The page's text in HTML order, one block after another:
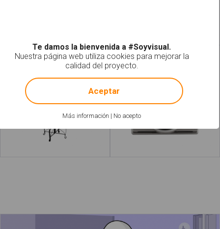
acerca de "Baldosas"
Leer más acerca
Leer más
Percheros Termostato
Te damos la bienvenida a #Soyvisual.
Nuestra página web utiliza cookies para mejorar la
calidad del proyecto.
Más información | No acepto
! Not valid!
Aceptar